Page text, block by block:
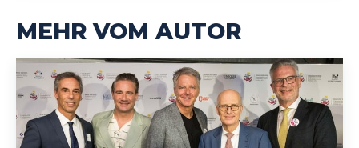
MEHR VOM AUTOR